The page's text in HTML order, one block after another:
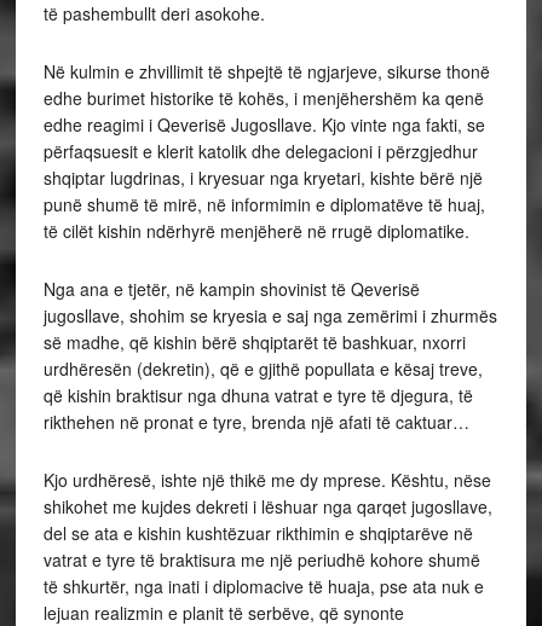
të pashembullt deri asokohe.
Në kulmin e zhvillimit të shpejtë të ngjarjeve, sikurse thonë
edhe burimet historike të kohës, i menjëhershëm ka qenë
edhe reagimi i Qeverisë Jugosllave. Kjo vinte nga fakti, se
përfaqsuesit e klerit katolik dhe delegacioni i përzgjedhur
shqiptar lugdrinas, i kryesuar nga kryetari, kishte bërë një
punë shumë të mirë, në informimin e diplomatëve të huaj,
të cilët kishin ndërhyrë menjëherë në rrugë diplomatike.
Nga ana e tjetër, në kampin shovinist të Qeverisë
jugosllave, shohim se kryesia e saj nga zemërimi i zhurmës
së madhe, që kishin bërë shqiptarët të bashkuar, nxorri
urdhëresën (dekretin), që e gjithë popullata e kësaj treve,
që kishin braktisur nga dhuna vatrat e tyre të djegura, të
rikthehen në pronat e tyre, brenda një afati të caktuar…
Kjo urdhëresë, ishte një thikë me dy mprese. Kështu, nëse
shikohet me kujdes dekreti i lëshuar nga qarqet jugosllave,
del se ata e kishin kushtëzuar rikthimin e shqiptarëve në
vatrat e tyre të braktisura me një periudhë kohore shumë
të shkurtër, nga inati i diplomacive të huaja, pse ata nuk e
lejuan realizmin e planit të serbëve, që synonte